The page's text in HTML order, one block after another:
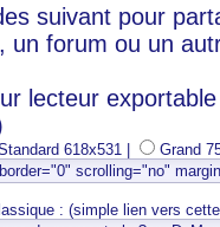
suivant pour
un forum ou un
lecteur
618x531 | Grand
: (simple lien vers